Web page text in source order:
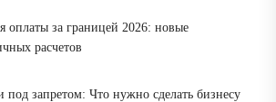
оплаты за границей 2026: новые
расчетов
под запретом: Что нужно сделать бизнесу